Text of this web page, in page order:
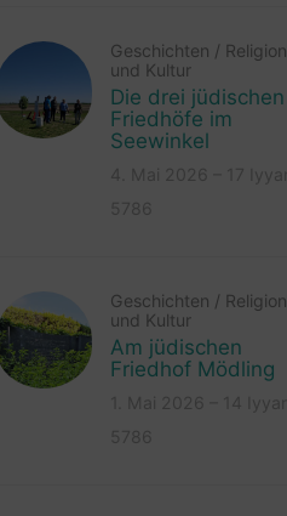
Geschichten / Religion
und Kultur
Die drei jüdischen
Friedhöfe im
Seewinkel
Geschichten / Religion
und Kultur
Am jüdischen
Friedhof Mödling